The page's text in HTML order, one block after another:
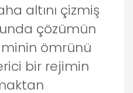
altını çizmiş
çözümün
ömrünü
bir rejimin